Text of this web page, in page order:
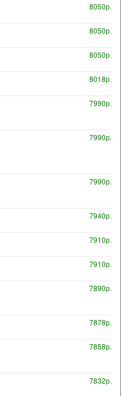
8050р.
8050р.
8050р.
8018р.
7990р.
7990р.
7990р.
7940р.
7910р.
7910р.
7890р.
7878р.
7858р.
7832р.